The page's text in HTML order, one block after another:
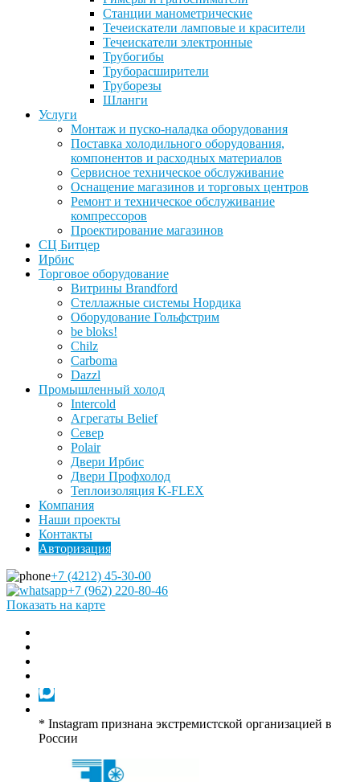
Станции манометрические
Течеискатели ламповые и красители
Течеискатели электронные
Трубогибы
Труборасширители
Труборезы
Шланги
Услуги
Монтаж и пуско-наладка оборудования
Поставка холодильного оборудования,
компонентов и расходных материалов
Сервисное техническое обслуживание
Оснащение магазинов и торговых центров
Ремонт и техническое обслуживание
компрессоров
Проектирование магазинов
СЦ Битцер
Ирбис
Торговое оборудование
Витрины Brandford
Стеллажные системы Нордика
Оборудование Гольфстрим
be bloks!
Chilz
Carboma
Dazzl
Промышленный холод
Intercold
Агрегаты Belief
Север
Polair
Двери Ирбис
Двери Профхолод
Теплоизоляция K-FLEX
Компания
Наши проекты
Контакты
Авторизация
+7 (4212) 45-30-00
+7 (962) 220-80-46
Показать на карте
* Instagram признана экстремистской организацией в
России